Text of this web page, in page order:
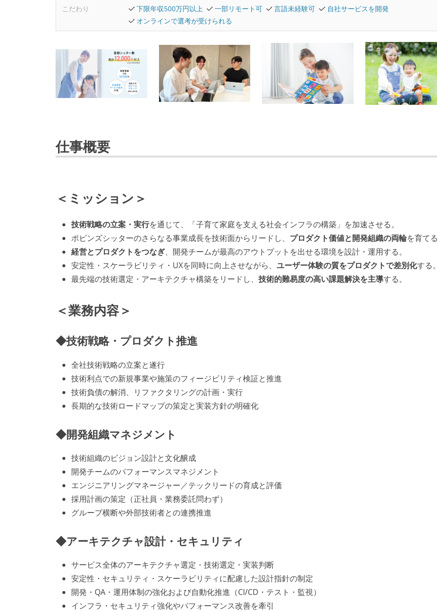
こだわり 下限年収500万円以上 一部リモート可 言語未経験可
自社サービスを開発
オンラインで選考が受けられる
仕事概要
＜ミッション＞
技術戦略の立案・実行を通じて、「子育て家庭を支える社会インフラの構築」を加速させる。
ポピンズシッターのさらなる事業成長を技術面からリードし、 プロダクト価値と開発組織の両輪を育て
経営とプロダクトをつなぎ、開発チームが最高のアウトプットを出せる環境を設計・運用する。
安定性・スケーラビリティ・UXを同時に向上させながら、 ユーザー体験の質をプロダクトで差別化する
最先端の技術選定・アーキテクチャ構築をリードし、 技術的難易度の高い課題解決を主導する。
＜業務内容＞
◆技術戦略・プロダクト推進
全社技術戦略の立案と遂行
技術利点での新規事業や施策のフィージビリティ検証と推進
技術負債の解消、リファクタリングの計画・実行
長期的な技術ロードマップの策定と実装方針の明確化
◆開発組織マネジメント
技術組織のビジョン設計と文化醸成
開発チームのパフォーマンスマネジメント
エンジニアリングマネージャー／テックリードの育成と評価
採用計画の策定（正社員・業務委託問わず）
グループ横断や外部技術者との連携推進
◆アーキテクチャ設計・セキュリティ
サービス全体のアーキテクチャ選定・技術選定・実装判断
安定性・セキュリティ・スケーラビリティに配慮した設計指針の制定
開発・QA・運用体制の強化および自動化推進（CI/CD・テスト・監視）
インフラ・セキュリティ強化やパフォーマンス改善を牽引